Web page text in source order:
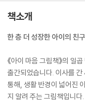
책소개
한 층 더 성장한 아이의 친
《아이 마음 그림책》의 일
출간되었습니다. 이사를
통해, 생활 반경이 넓어진
지 알려 주는 그림책입니다.